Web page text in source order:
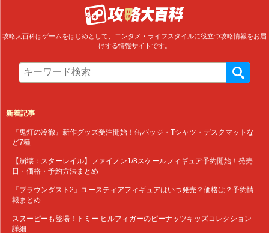
攻略大百科はゲームをはじめとして、エンタメ・ライフスタイルに役立つ攻略情報をお届
けする情報サイトです。
新着記事
『鬼灯の冷徹』新作グッズ受注開始！缶バッジ・Tシャツ・デスクマットな
ど7種
【崩壊：スターレイル】ファイノン1/8スケールフィギュア予約開始！発売
日・価格・予約方法まとめ
『ブラウンダスト2』ユースティアフィギュアはいつ発売？価格は？予約情
報まとめ
スヌーピーも登場！トミー ヒルフィガーのピーナッツキッズコレクション
詳細